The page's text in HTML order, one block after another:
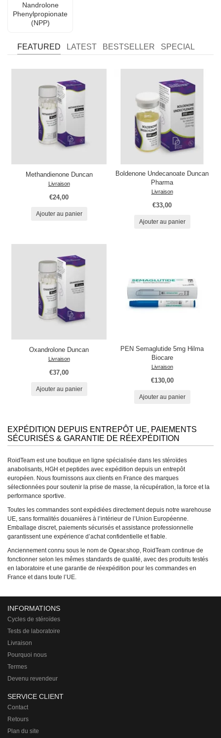
Nandrolone
Phenylpropionate
(NPP)
FEATURED LATEST BESTSELLER SPECIAL
Methandienone Duncan
Livraison
€24,00
Ajouter au panier
Boldenone Undecanoate Duncan
Pharma
Livraison
€33,00
Ajouter au panier
Oxandrolone Duncan
Livraison
€37,00
Ajouter au panier
PEN Semaglutide 5mg Hilma
Biocare
Livraison
€130,00
Ajouter au panier
EXPÉDITION DEPUIS ENTREPÔT UE, PAIEMENTS
SÉCURISÉS & GARANTIE DE RÉEXPÉDITION
RoidTeam est une boutique en ligne spécialisée dans les stéroïdes
anabolisants, HGH et peptides avec expédition depuis un entrepôt
européen. Nous fournissons aux clients en France des marques
sélectionnées pour soutenir la prise de masse, la récupération, la force et la
performance sportive.
Toutes les commandes sont expédiées directement depuis notre warehouse
UE, sans formalités douanières à l’intérieur de l’Union Européenne.
Emballage discret, paiements sécurisés et assistance professionnelle
garantissent une expérience d’achat confidentielle et fiable.
Anciennement connu sous le nom de Ogear.shop, RoidTeam continue de
fonctionner selon les mêmes standards de qualité, avec des produits testés
en laboratoire et une garantie de réexpédition pour les commandes en
France et dans toute l’UE.
INFORMATIONS
Cycles de stéroïdes
Tests de laboratoire
Livraison
Pourquoi nous
Termes
Devenu revendeur
SERVICE CLIENT
Contact
Retours
Plan du site